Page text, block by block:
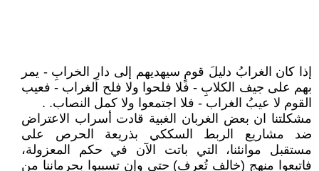
إذا كان الغرابُ دليلَ قومٍ سيهديهم إلى دارِ الخرابِ - يمر
بهم على جيف الكلابِ - فلا فلحوا ولا فلح الغراب - فعيب
القوم لا عيبُ الغراب - فلا اجتمعوا ولا كمل النصاب. .
مشكلتنا ان بعض الغربان الغبية قادت أسراب الاعتراض
ضد مشاريع الربط السككي بذريعة الحرص على
مستقبل موانئنا، التي باتت الآن في حكم المعزولة،
فاتبعوا منهج (خالف تُعرف) حتى وإن تسببوا بحرماننا من